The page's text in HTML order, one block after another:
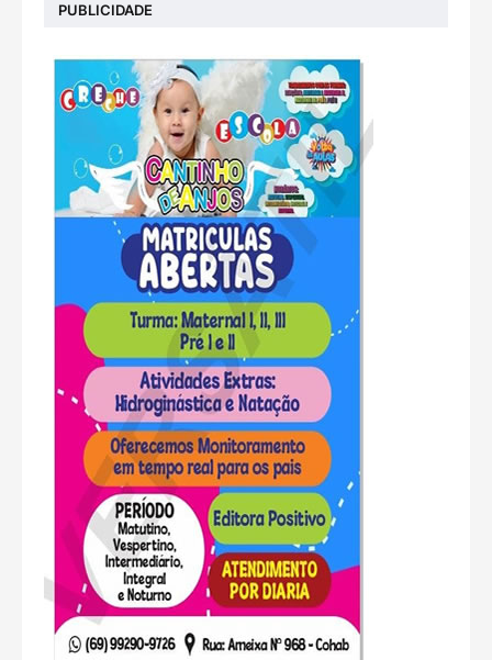
PUBLICIDADE